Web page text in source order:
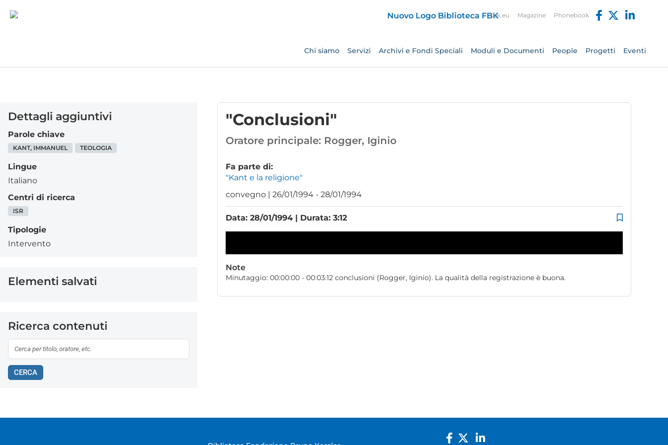
Fbk.eu Magazine Phonebook
Chi siamo Servizi Archivi e Fondi Speciali Moduli e Documenti People Progetti Eventi
Dettagli aggiuntivi
Parole chiave
KANT, IMMANUEL TEOLOGIA
Lingue
Italiano
Centri di ricerca
ISR
Tipologie
Intervento
Elementi salvati
Ricerca contenuti
CERCA
"Conclusioni"
Oratore principale: Rogger, Iginio
Fa parte di:
"Kant e la religione"
convegno | 26/01/1994 - 28/01/1994
Data: 28/01/1994 | Durata: 3:12
Note
Minutaggio: 00:00:00 - 00:03:12 conclusioni (Rogger, Iginio). La qualità della registrazione è buona.